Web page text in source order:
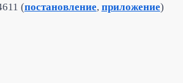
(постановление, приложение)